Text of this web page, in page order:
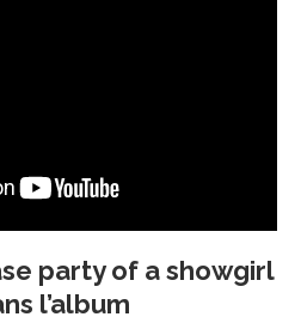
party of a showgirl
l’album